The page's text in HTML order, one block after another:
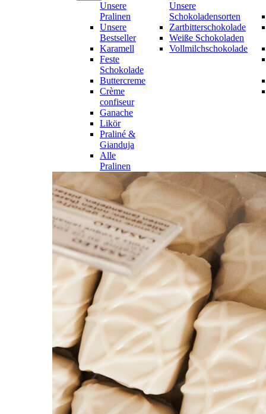
Unsere
Pralinen
Unsere
Bestseller
Karamell
Feste
Schokolade
Buttercreme
Crème
confiseur
Ganache
Likör
Praliné &
Gianduja
Alle
Pralinen
Unsere
Schokoladensorten
Zartbitterschokolade
Weiße Schokoladen
Vollmilchschokolade